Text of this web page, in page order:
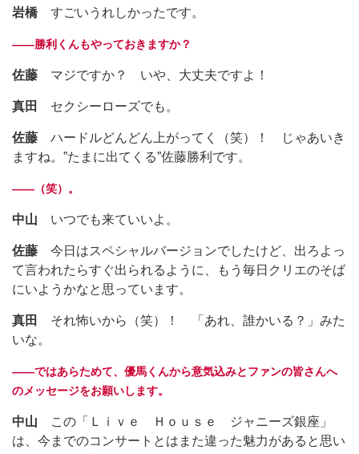
岩橋 すごいうれしかったです。
――勝利くんもやっておきますか？
佐藤 マジですか？ いや、大丈夫ですよ！
真田 セクシーローズでも。
佐藤 ハードルどんどん上がってく（笑）！ じゃあいき
ますね。”たまに出てくる”佐藤勝利です。
――（笑）。
中山 いつでも来ていいよ。
佐藤 今日はスペシャルバージョンでしたけど、出ろよっ
て言われたらすぐ出られるように、もう毎日クリエのそば
にいようかなと思っています。
真田
それ怖いから（笑）！ 「あれ、誰かいる？」みた
いな。
――ではあらためて、優馬くんから意気込みとファンの皆さんへ
のメッセージをお願いします。
中山 この「Ｌｉｖｅ Ｈｏｕｓｅ ジャニーズ銀座」
は、今までのコンサートとはまた違った魅力があると思い